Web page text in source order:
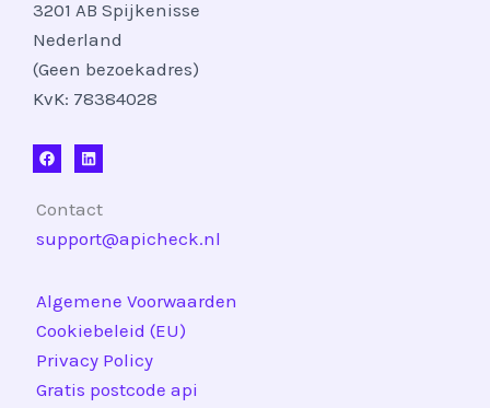
3201 AB Spijkenisse
Nederland
(Geen bezoekadres)
KvK: 78384028
Contact
support@apicheck.nl
Algemene Voorwaarden
Cookiebeleid (EU)
Privacy Policy
Gratis postcode api